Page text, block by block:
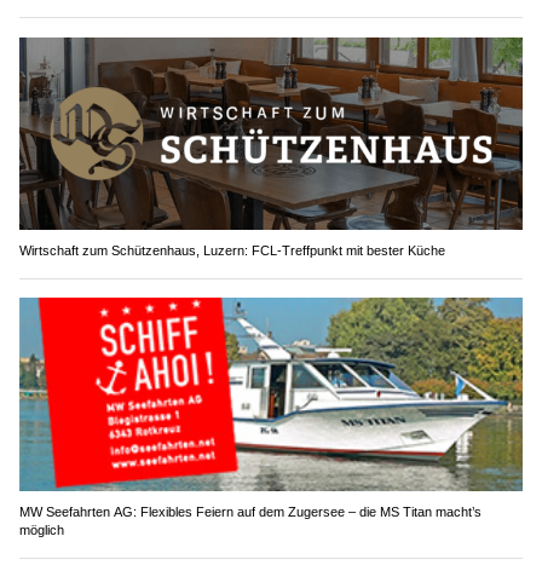
Wirtschaft zum Schützenhaus, Luzern: FCL-Treffpunkt mit bester Küche
MW Seefahrten AG: Flexibles Feiern auf dem Zugersee – die MS Titan macht’s
möglich